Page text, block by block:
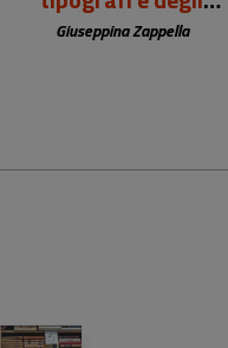
editori europei (sec.
Giuseppina Zappella